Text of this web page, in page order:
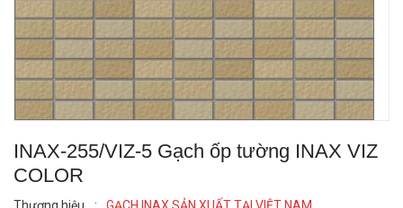
INAX-255/VIZ-5 Gạch ốp tường INAX VIZ
COLOR